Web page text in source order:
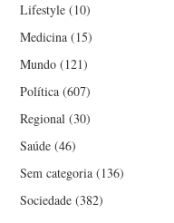
Lifestyle (10)
Medicina (15)
Mundo (121)
Política (607)
Regional (30)
Saúde (46)
Sem categoria (136)
Sociedade (382)